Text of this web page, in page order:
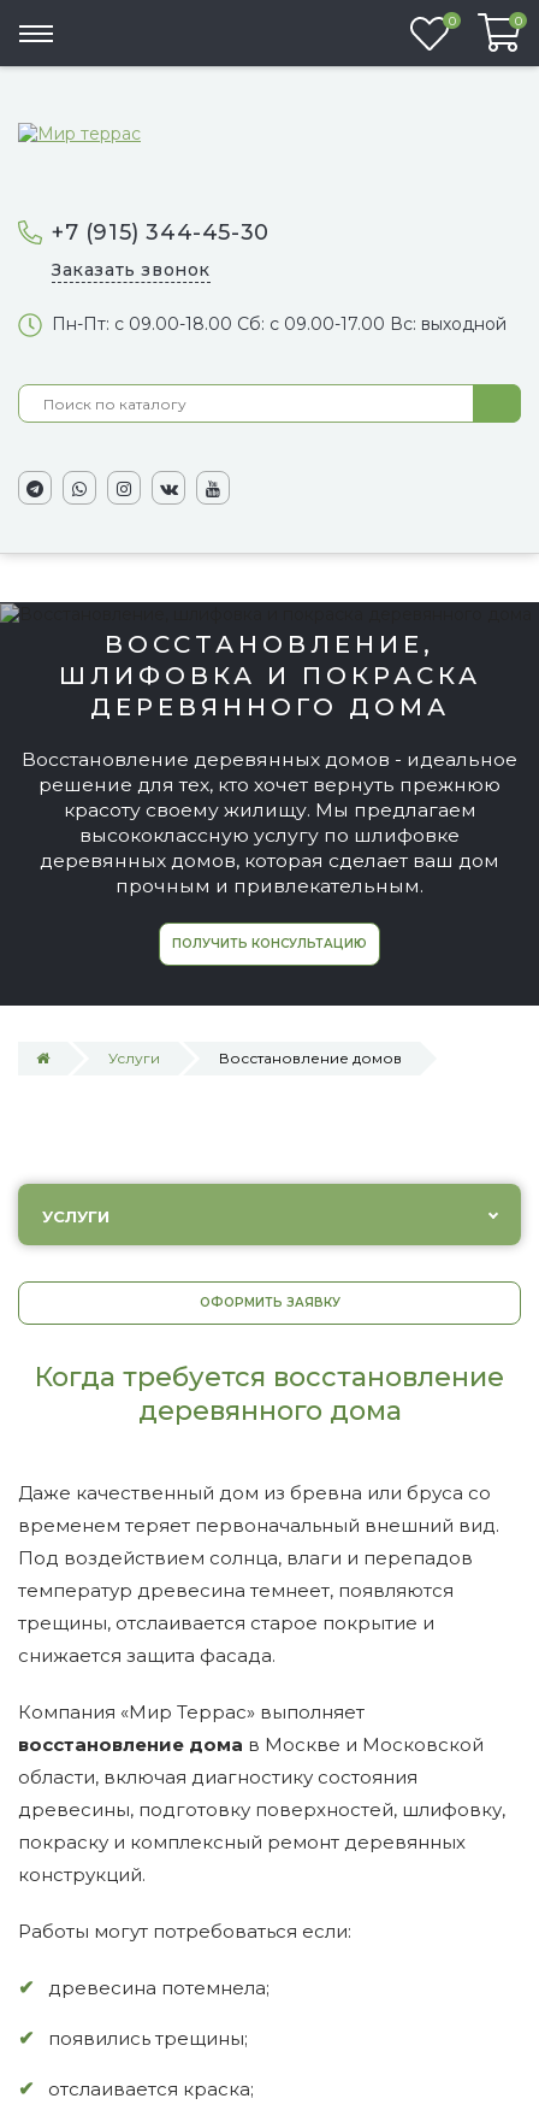
+7 (915) 344-45-30
Заказать звонок
Пн-Пт: с 09.00-18.00 Сб: с 09.00-17.00 Вс: выходной
0 0
ВОССТАНОВЛЕНИЕ,
ШЛИФОВКА И ПОКРАСКА
ДЕРЕВЯННОГО ДОМА
Восстановление деревянных домов - идеальное
решение для тех, кто хочет вернуть прежнюю
красоту своему жилищу. Мы предлагаем
высококлассную услугу по шлифовке
деревянных домов, которая сделает ваш дом
прочным и привлекательным.
ПОЛУЧИТЬ КОНСУЛЬТАЦИЮ
Услуги Восстановление домов
УСЛУГИ
ОФОРМИТЬ ЗАЯВКУ
Когда требуется восстановление
деревянного дома
Даже качественный дом из бревна или бруса со
временем теряет первоначальный внешний вид.
Под воздействием солнца, влаги и перепадов
температур древесина темнеет, появляются
трещины, отслаивается старое покрытие и
снижается защита фасада.
Компания «Мир Террас» выполняет
восстановление дома в Москве и Московской
области, включая диагностику состояния
древесины, подготовку поверхностей, шлифовку,
покраску и комплексный ремонт деревянных
конструкций.
Работы могут потребоваться если:
древесина потемнела;
появились трещины;
отслаивается краска;